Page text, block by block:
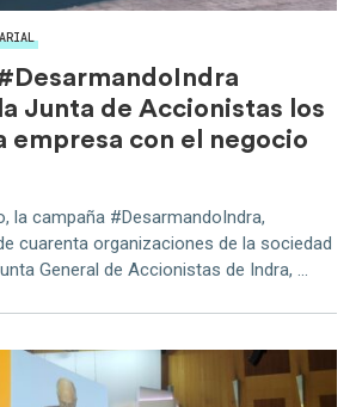
Junta de Accionistas los
empresa con el negocio
la campaña #DesarmandoIndra,
cuarenta organizaciones de la sociedad
General de Accionistas de Indra, ...